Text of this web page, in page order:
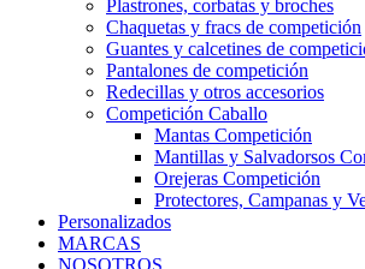
Plastrones, corbatas y broches
Chaquetas y fracs de competición
Guantes y calcetines de
Pantalones de competición
Redecillas y otros accesorios
Competición Caballo
Mantas Competición
Mantillas y Salvadorsos
Orejeras Competición
Protectores, Campanas y
Personalizados
MARCAS
NOSOTROS